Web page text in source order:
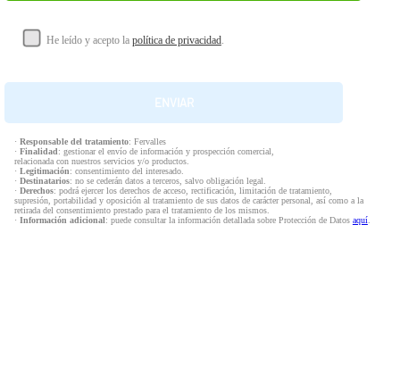
He leído y acepto la política de privacidad.
· Responsable del tratamiento: Fervalles
· Finalidad: gestionar el envío de información y prospección comercial,
relacionada con nuestros servicios y/o productos.
· Legitimación: consentimiento del interesado.
· Destinatarios: no se cederán datos a terceros, salvo obligación legal.
· Derechos: podrá ejercer los derechos de acceso, rectificación, limitación de tratamiento,
supresión, portabilidad y oposición al tratamiento de sus datos de carácter personal, así como a la
retirada del consentimiento prestado para el tratamiento de los mismos.
· Información adicional: puede consultar la información detallada sobre Protección de Datos aquí.